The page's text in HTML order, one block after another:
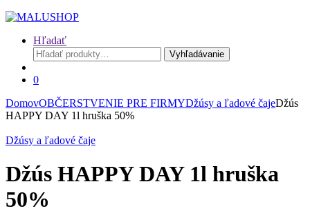
Hľadať
Hľadať:
Vyhľadávanie
0
DomovOBČERSTVENIE PRE FIRMYDžúsy a ľadové čajeDžús
HAPPY DAY 1l hruška 50%
Džúsy a ľadové čaje
Džús HAPPY DAY 1l hruška
50%